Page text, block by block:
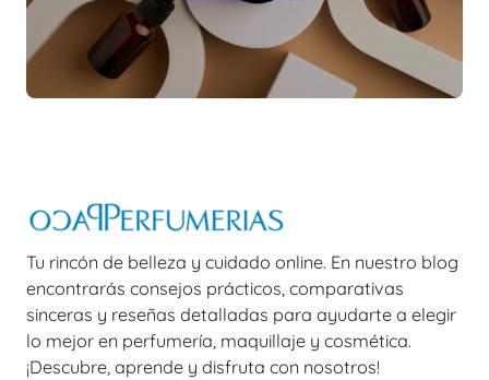
Tu rincón de belleza y cuidado online. En nuestro blog
encontrarás consejos prácticos, comparativas
sinceras y reseñas detalladas para ayudarte a elegir
lo mejor en perfumería, maquillaje y cosmética.
¡Descubre, aprende y disfruta con nosotros!